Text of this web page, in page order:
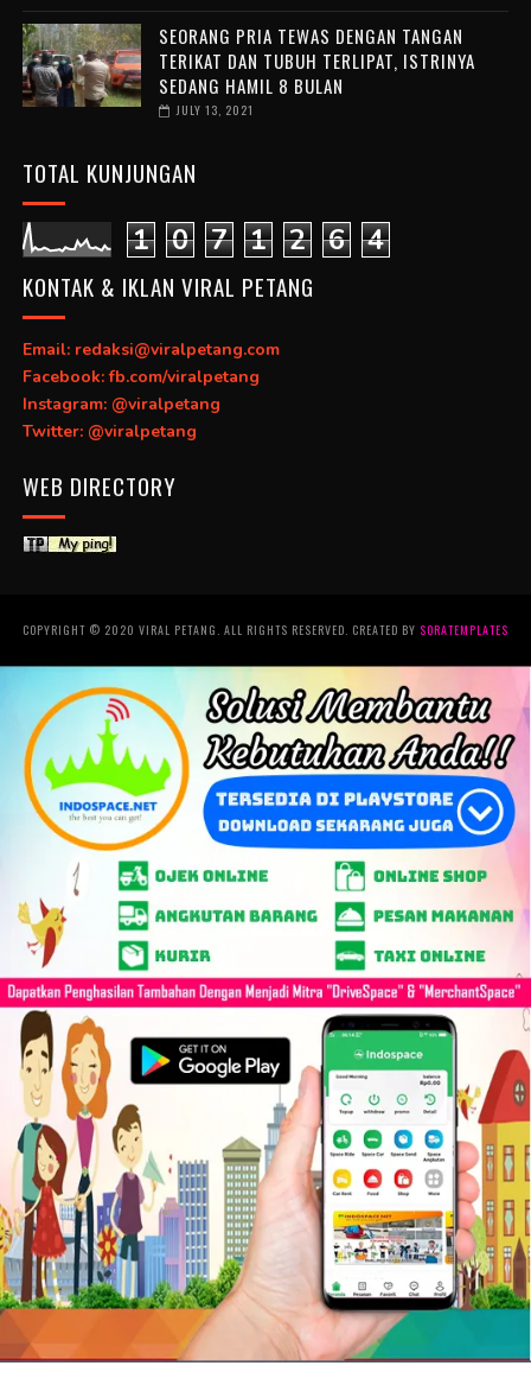
SEORANG PRIA TEWAS DENGAN TANGAN
TERIKAT DAN TUBUH TERLIPAT, ISTRINYA
SEDANG HAMIL 8 BULAN
JULY 13, 2021
TOTAL KUNJUNGAN
1 0 7 1 2 6 4
KONTAK & IKLAN VIRAL PETANG
Email: redaksi@viralpetang.com
Facebook: fb.com/viralpetang
Instagram: @viralpetang
Twitter: @viralpetang
WEB DIRECTORY
COPYRIGHT © 2020 VIRAL PETANG. ALL RIGHTS RESERVED. CREATED BY SORATEMPLATES